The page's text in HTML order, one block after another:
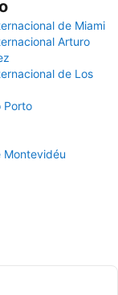
de Miami
Arturo
de Los
Porto
Montevidéu